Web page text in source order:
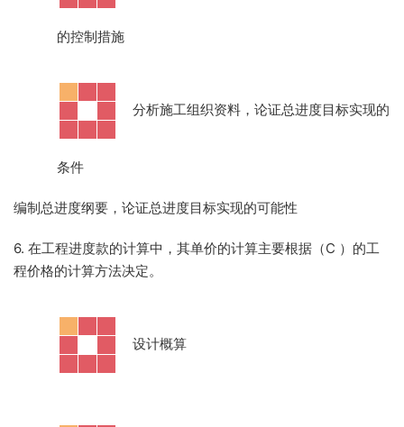
的控制措施
分析施工组织资料，论证总进度目标实现的
条件
编制总进度纲要，论证总进度目标实现的可能性
6. 在工程进度款的计算中，其单价的计算主要根据（C ）的工
程价格的计算方法决定。
设计概算